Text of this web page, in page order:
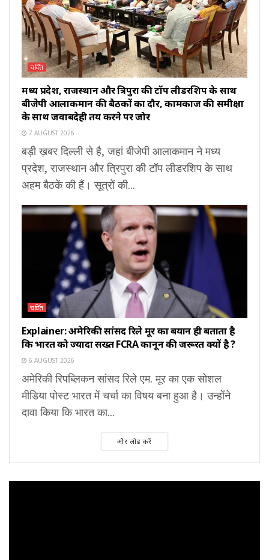
चर्चित
मध्य प्रदेश, राजस्थान और त्रिपुरा की टॉप लीडरशिप के साथ
बीजेपी आलाकमान की बैठकों का दौर, कामकाज की समीक्षा
के साथ जवाबदेही तय करने पर जोर
7 AUGUST 2026
बड़ी ख़बर दिल्ली से है, जहां बीजेपी आलाकमान ने मध्य
प्रदेश, राजस्थान और त्रिपुरा की टॉप लीडरशिप के साथ
अहम बैठकें की हैं। सूत्रों की...
चर्चित
Explainer: अमेरिकी सांसद रिले मूर का बयान ही बताता है
कि भारत को ज्यादा सख्त FCRA कानून की जरूरत क्यों है ?
6 AUGUST 2026
अमेरिकी रिपब्लिकन सांसद रिले एम. मूर का एक सोशल
मीडिया पोस्ट भारत में चर्चा का विषय बना हुआ है। उन्होंने
दावा किया कि भारत का...
और लोड करें